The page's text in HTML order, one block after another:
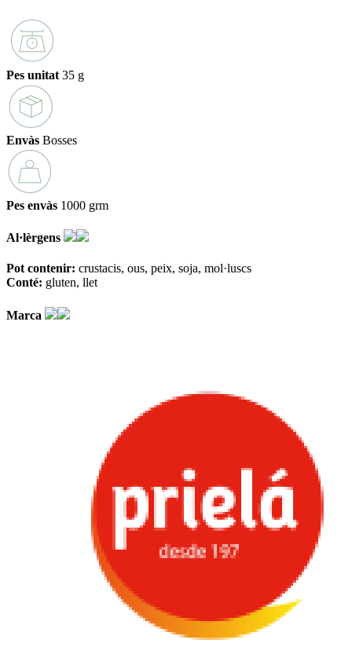
Pes unitat 35 g
Envàs Bosses
Pes envàs 1000 grm
Al·lèrgens
Pot contenir: crustacis ous peix soja mol·luscs
Conté: gluten llet
Marca